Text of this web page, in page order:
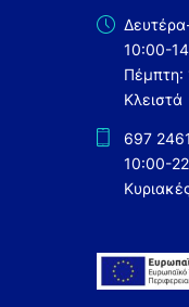
10:00-
Πέμπτη:
Κλειστά
697
10:00-